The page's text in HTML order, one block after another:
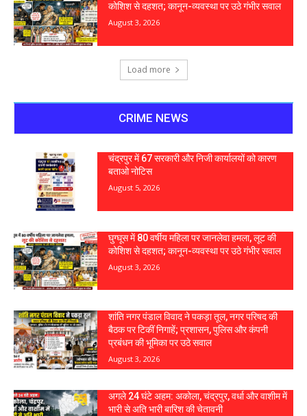
कोशिश से दहशत; कानून-व्यवस्था पर उठे गंभीर सवाल
August 3, 2026
Load more
CRIME NEWS
चंद्रपुर में 67 सरकारी और निजी कार्यालयों को कारण
बताओ नोटिस
August 5, 2026
घुग्घूस में 80 वर्षीय महिला पर जानलेवा हमला, लूट की
कोशिश से दहशत; कानून-व्यवस्था पर उठे गंभीर सवाल
August 3, 2026
शांति नगर पंडाल विवाद ने पकड़ा तूल, नगर परिषद की
बैठक पर टिकीं निगाहें; प्रशासन, पुलिस और कंपनी
प्रबंधन की भूमिका पर उठे सवाल
August 3, 2026
अगले 24 घंटे अहम: अकोला, चंद्रपुर, वर्धा और वाशीम में
भारी से अति भारी बारिश की चेतावनी